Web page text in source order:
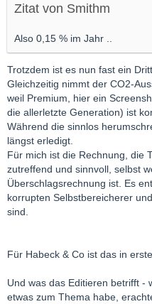
Zitat von Smithm
Also 0,15 % im Jahr ..
Trotzdem ist es nun fast ein
Gleichzeitig nimmt der CO2-
weil Premium, hier ein
die allerletzte Generation) ist
Während die sinnlos
längst erledigt.
Für mich ist die Rechnung, die
zutreffend und sinnvoll, selbst
Überschlagsrechnung ist. Es
korrupten Selbstbereicherer
sind.
Für Habeck & Co ist das in
Und was das Editieren betrifft -
etwas zum Thema habe,